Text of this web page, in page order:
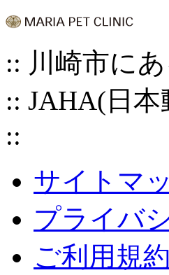
:: 川崎市に
:: JAHA(日
::
サイトマ
プライバ
ご利用規約